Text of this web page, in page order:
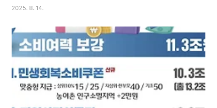
요. 상생 소비복권 응모방법 9월 15일부터 응모가 가능한 상생 소비복권 응모
누리집(상생페이백.kr)" 에서 생생 소비복권을 응모할 수 있습니다. 1번 만 신
청하면 나머지 9번은 자동으로 응모됩니다. 응모기간은 9월 15일부터 시작해
서 10월 12일까지 약 한 달간 진행됩니다. 당첨자는 10월 중에 공개되며, 당첨
비복권 응모방법 : 상생페..
2025. 8. 14.